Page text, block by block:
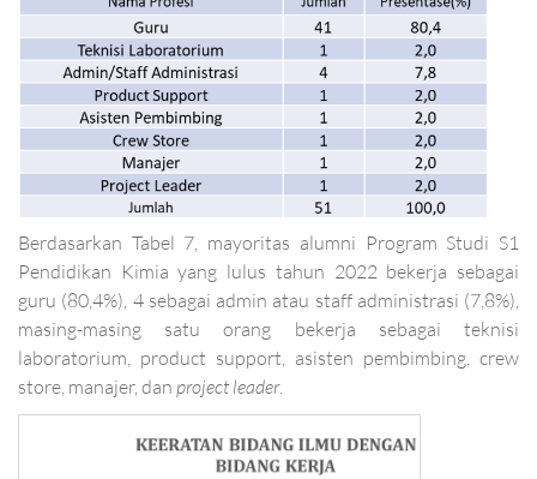
Berdasarkan Tabel 7, mayoritas alumni Program Studi S1
Pendidikan Kimia yang lulus tahun 2022 bekerja sebagai
guru (80,4%), 4 sebagai admin atau staff administrasi (7,8%),
masing-masing satu orang bekerja sebagai teknisi
laboratorium, product support, asisten pembimbing, crew
store, manajer, dan project leader.